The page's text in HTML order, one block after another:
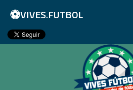
⚽VIVES.FUTBOL
Inicio